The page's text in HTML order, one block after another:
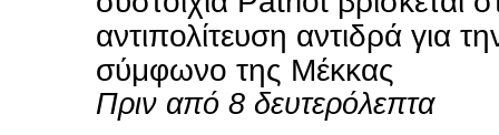
αντιπολίτευση αντιδρά για
σύμφωνο της Μέκκας
Πριν από 8 δευτερόλεπτα